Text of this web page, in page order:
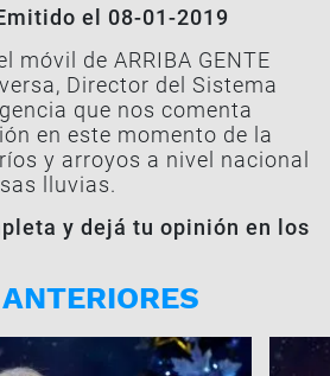
el 08-01-2019
móvil de ARRIBA GENTE
Director del Sistema
que nos comenta
en este momento de la
y arroyos a nivel nacional
lluvias.
y dejá tu opinión en los